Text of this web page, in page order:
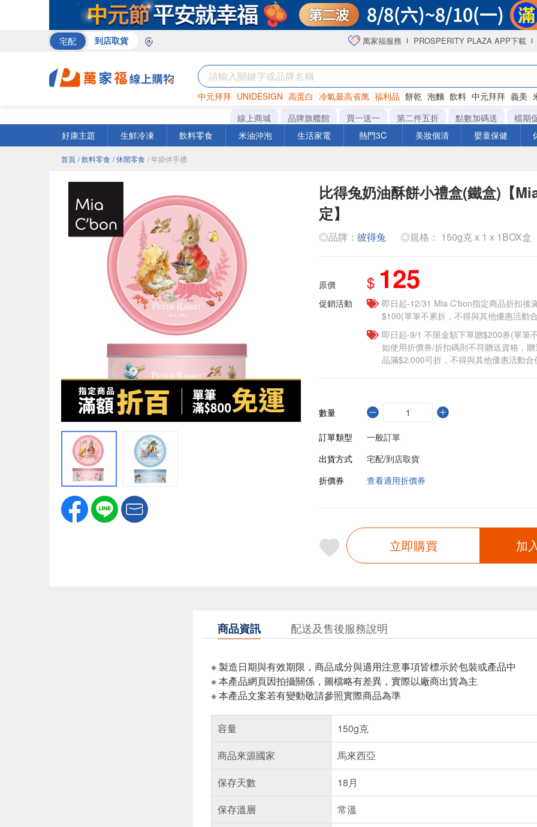
宅配 到店取貨 萬家福服務 PROSPERITY PLAZA APP下載
中元拜拜 UNIDESIGN 高蛋白 冷氣最高省萬 福利品 餅乾 泡麵 飲料 中元拜拜 義美
罐頭 咖啡 海苔
線上商城 品牌旗艦館 買一送一 第二件五折 點數加碼送
檔期
好康主題
生鮮冷凍 飲料零食 米油沖泡 生活家電 熱門3C 美妝個清 嬰童保健
首頁 / 飲料零食 / 休閒零食 / 年節伴手禮
比得兔奶油酥餅小禮盒(鐵盒)【
定】
◎品牌： 彼得兔 ◎規格： 150g克 x 1 x 1BOX盒
原價 $ 125
促銷活動
即日起-12/31 Mia C'bon指定商品折扣後
$100(單筆不累折，不得與其他優惠活動
即日起-9/1 不限金額下單贈$200券(單筆
如使用折價券/折扣碼則不符贈送資格，
品滿$2,000可折，不得與其他優惠活動合
數量
訂單類型
一般訂單
出貨方式
宅配/到店取貨
折價券
查看適用折價券
立即購買 加
商品資訊 配送及售後服務說明
※ 製造日期與有效期限，商品成分與適用注意事項皆標示於包裝或產品中
※ 本產品網頁因拍攝關係，圖檔略有差異，實際以廠商出貨為主
※ 本產品文案若有變動敬請參照實際商品為準
容量
150g克
商品來源國家
馬來西亞
保存天數
18月
保存溫層
常溫